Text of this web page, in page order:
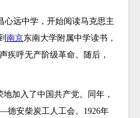
心远中学，开始阅读马克思主
南京东南大学附属中学读书，
呼无产阶级革命。随后，
加入了中国共产党。同年，
安柴炭工人工会。1926年